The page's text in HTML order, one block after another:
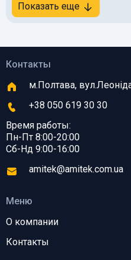
Показать еще
Меню
О компании
Контакты
Контакты
м.Полтава,
+38 050 619 30 30
Время работы:
Пн-Пт 8:00-20:00
Сб-Нд 9:00-16:00
amitek@amitek.com.ua